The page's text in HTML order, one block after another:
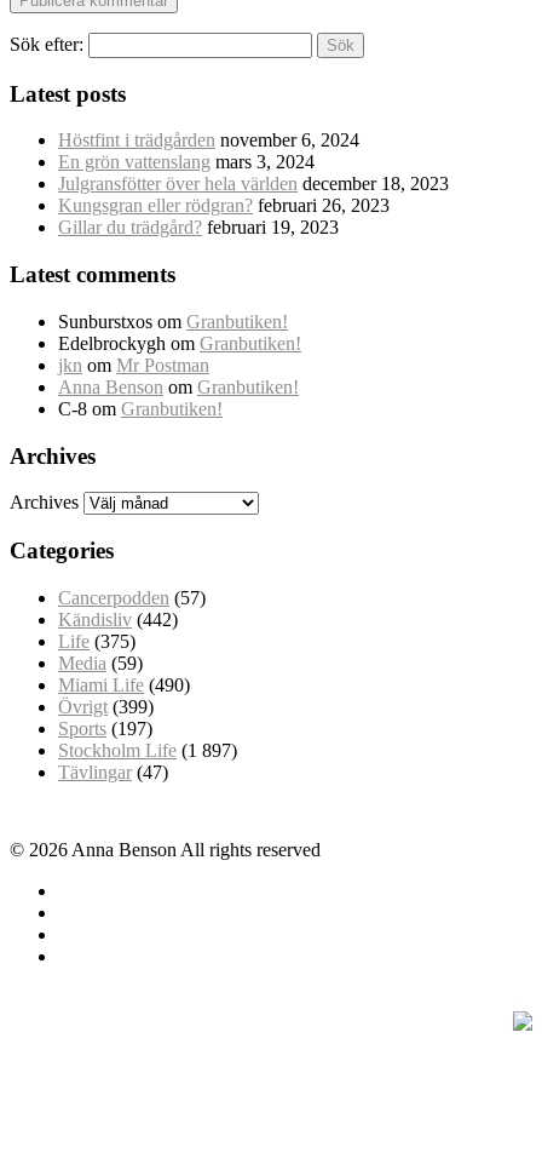
Sök efter:
Latest posts
Höstfint i trädgården november 6, 2024
En grön vattenslang mars 3, 2024
Julgransfötter över hela världen december 18, 2023
Kungsgran eller rödgran? februari 26, 2023
Gillar du trädgård? februari 19, 2023
Latest comments
Sunburstxos om Granbutiken!
Edelbrockygh om Granbutiken!
jkn om Mr Postman
Anna Benson om Granbutiken!
C-8 om Granbutiken!
Archives
Archives
Categories
Cancerpodden (57)
Kändisliv (442)
Life (375)
Media (59)
Miami Life (490)
Övrigt (399)
Sports (197)
Stockholm Life (1 897)
Tävlingar (47)
© 2026 Anna Benson All rights reserved